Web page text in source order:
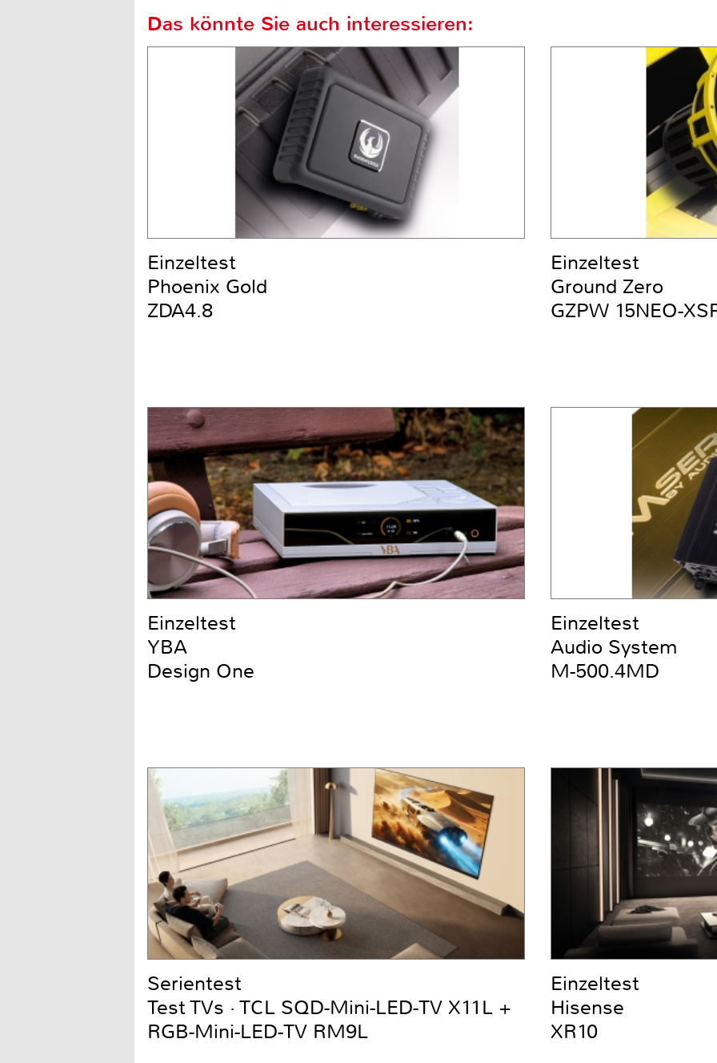
Das könnte Sie auch interessieren:
Einzeltest
Phoenix Gold
ZDA4.8
Einzeltest
Ground Zero
GZPW 15NEO-
Einzeltest
YBA
Design One
Einzeltest
Audio System
M-500.4MD
Serientest
Test TVs · TCL SQD-Mini-LED-TV X11L +
RGB-Mini-LED-TV RM9L
Einzeltest
Hisense
XR10